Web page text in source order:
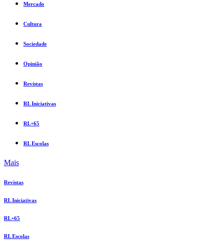
Mercado
Cultura
Sociedade
Opinião
Revistas
RL Iniciativas
RL+65
RL Escolas
Mais
Revistas
RL Iniciativas
RL+65
RL Escolas